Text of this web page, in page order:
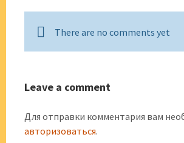
There are no comments yet
Leave a comment
Для отправки комментария вам
авторизоваться.